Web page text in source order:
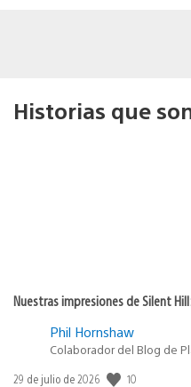
Historias que
Nuestras impresiones de Silent
Phil Hornshaw
Colaborador del Blog de
Fecha
29 de julio de 2026 10